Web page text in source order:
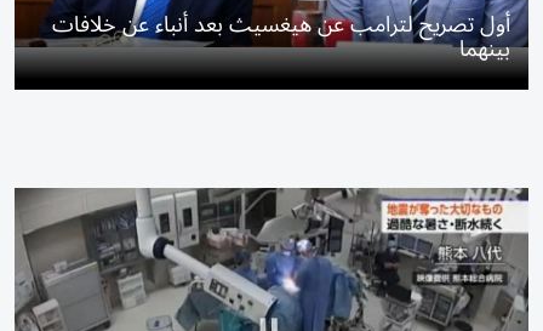
أول تصريح لترامب عن هيغسيث بعد أنباء عن خلافات
بينهما